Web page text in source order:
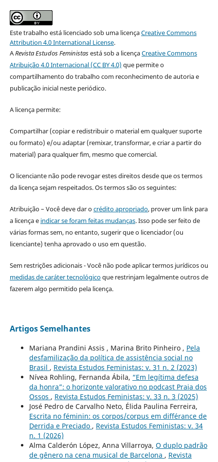
Este trabalho está licenciado sob uma licençaCreative Commons
Attribution 4.0 International License.
ARevista Estudos Feministasestá sob a licençaCreative Commons
Atribuição 4.0 Internacional (CC BY 4.0) que permite o
compartilhamento do trabalho com reconhecimento de autoria e
publicação inicial neste periódico.
A licença permite:
Compartilhar (copiar e redistribuir o material em qualquer suporte
ou formato) e/ou adaptar (remixar, transformar, e criar a partir do
material) para qualquer fim, mesmo que comercial.
O licenciante não pode revogar estes direitos desde que os termos
da licença sejam respeitados. Os termos são os seguintes:
Atribuição – Você deve dar ocrédito apropriado, prover um link para
a licença e indicar se foram feitas mudanças. Isso pode ser feito de
várias formas sem, no entanto, sugerir que o licenciador (ou
licenciante) tenha aprovado o uso em questão.
Sem restrições adicionais - Você não pode aplicar termos jurídicos ou
medidas de caráter tecnológicoque restrinjam legalmente outros de
fazerem algo permitido pela licença.
Artigos Semelhantes
Mariana Prandini Assis , Marina Brito Pinheiro , Pela
desfamilização da política de assistência social no
Brasil , Revista Estudos Feministas: v. 31 n. 2 (2023)
Nívea Rohling, Fernanda Ábila, “Em legítima defesa
da honra”: o horizonte valorativo no podcast Praia dos
Ossos , Revista Estudos Feministas: v. 33 n. 3 (2025)
José Pedro de Carvalho Neto, Élida Paulina Ferreira,
Escrita no féminin: os corpos/corpus em différance de
Derrida e Preciado , Revista Estudos Feministas: v. 34
n. 1 (2026)
Alma Calderón López, Anna Villarroya, O duplo padrão
de gênero na cena musical de Barcelona , Revista